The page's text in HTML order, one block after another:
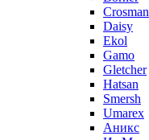
Crosman
Daisy
Ekol
Gamo
Gletcher
Hatsan
Smersh
Umarex
Аникс